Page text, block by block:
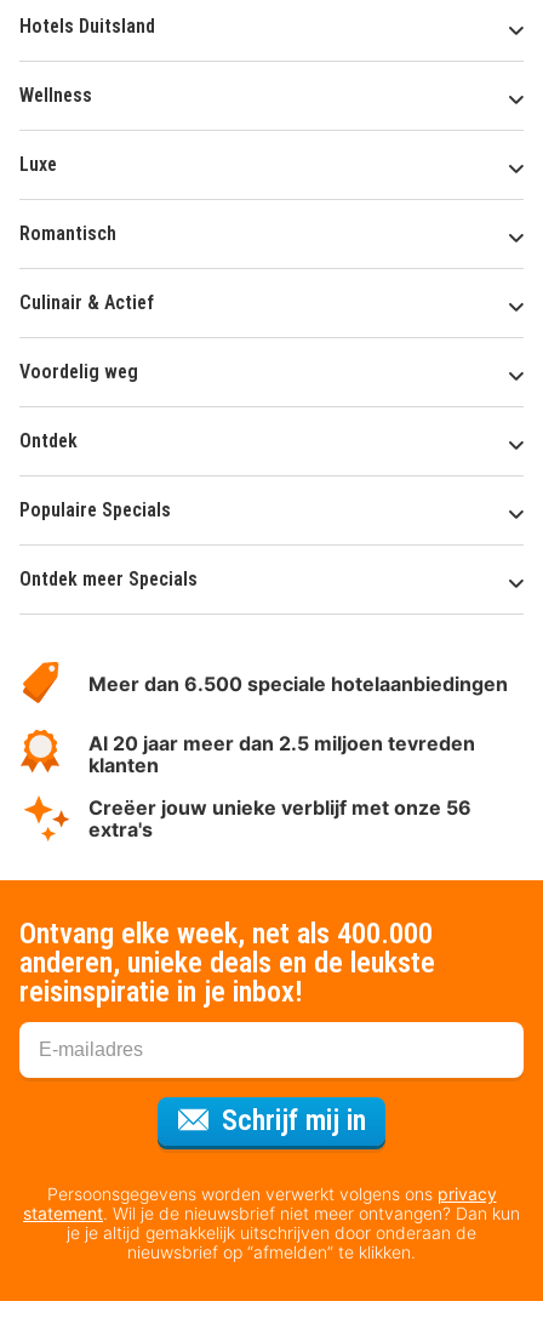
Hotels Duitsland
Wellness
Luxe
Romantisch
Culinair & Actief
Voordelig weg
Ontdek
Populaire Specials
Ontdek meer Specials
HotelSpecials
Meer dan 6.500 speciale hotelaanbiedingen
Al 20 jaar meer dan 2.5 miljoen tevreden
klanten
Creëer jouw unieke verblijf met onze 56
extra's
Ontvang elke week, net als 400.000
anderen, unieke deals en de leukste
reisinspiratie in je inbox!
Schrijf mij in
Persoonsgegevens worden verwerkt volgens ons privacy
statement. Wil je de nieuwsbrief niet meer ontvangen? Dan kun
je je altijd gemakkelijk uitschrijven door onderaan de
nieuwsbrief op “afmelden” te klikken.